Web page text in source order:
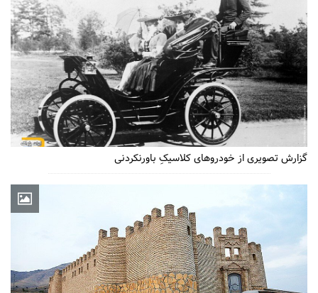
گزارش تصویری از خودروهای کلاسیکِ باورنکردنی